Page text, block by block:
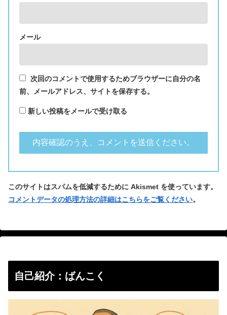
メール
次回のコメントで使用するためブラウザーに自分の名
前、メールアドレス、サイトを保存する。
新しい投稿をメールで受け取る
このサイトはスパムを低減するために Akismet を使っています。
コメントデータの処理方法の詳細はこちらをご覧ください。
自己紹介：ばんこく